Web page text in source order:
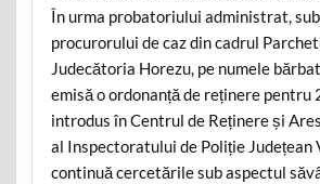
În urma probatoriului administrat,
procurorului de caz din cadrul
Judecătoria Horezu, pe numele
emisă o ordonanță de reținere pentru
introdus în Centrul de Reținere și
al Inspectoratului de Poliție Județean
continuă cercetările sub aspectul